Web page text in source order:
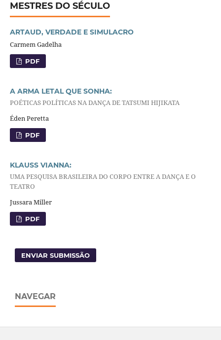
MESTRES DO SÉCULO
ARTAUD, VERDADE E SIMULACRO
Carmem Gadelha
PDF
A ARMA LETAL QUE SONHA:
POÉTICAS POLÍTICAS NA DANÇA DE TATSUMI HIJIKATA
Éden Peretta
PDF
KLAUSS VIANNA:
UMA PESQUISA BRASILEIRA DO CORPO ENTRE A DANÇA E O
TEATRO
Jussara Miller
PDF
ENVIAR SUBMISSÃO
NAVEGAR